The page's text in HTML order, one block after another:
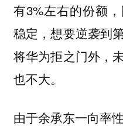
有3%左右的份额
稳定，想要逆袭到
将华为拒之门外，
也不大。
由于余承东一向率